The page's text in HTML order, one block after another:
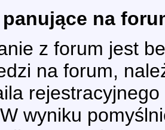
na
z forum jest
na forum,
wyniku